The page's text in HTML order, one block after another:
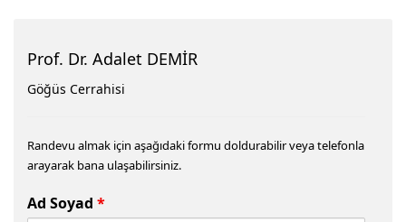
Prof. Dr. Adalet DEMİR
Göğüs Cerrahisi
Randevu almak için aşağıdaki formu doldurabilir veya telefonla
arayarak bana ulaşabilirsiniz.
Ad Soyad *